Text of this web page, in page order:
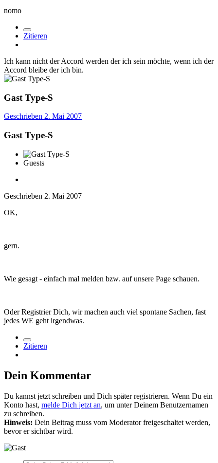
nomo
Zitieren
Ich kann nicht der Accord werden der ich sein möchte, wenn ich der
Accord bleibe der ich bin.
Gast Type-S
Geschrieben 2. Mai 2007
Gast Type-S
Guests
Geschrieben 2. Mai 2007
OK,
gern.
Wie gesagt - einfach mal melden bzw. auf unsere Page schauen.
Oder Registrier Dich, wir machen auch viel spontane Sachen, fast
jedes WE geht irgendwas.
Zitieren
Dein Kommentar
Du kannst jetzt schreiben und Dich später registrieren. Wenn Du ein
Konto hast, melde Dich jetzt an, um unter Deinem Benutzernamen
zu schreiben.
Hinweis: Dein Beitrag muss vom Moderator freigeschaltet werden,
bevor er sichtbar wird.